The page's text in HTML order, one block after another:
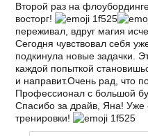
Второй раз на
восторг!
переживал, вдруг магия
Сегодня чувствовал себя
подкинула новые задачки.
каждой попыткой
и направит.Очень рад, что
Профессионал с большой
Спасибо за драйв, Яна!
тренировки!